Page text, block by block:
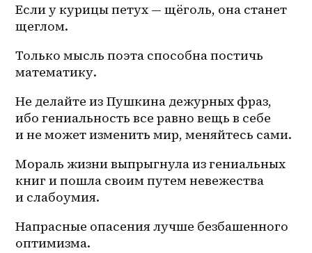
Если у курицы петух — щёголь, она станет
щеглом.
Только мысль поэта способна постичь
математику.
Не делайте из Пушкина дежурных фраз,
ибо гениальность все равно вещь в себе
и не может изменить мир, меняйтесь сами.
Мораль жизни выпрыгнула из гениальных
книг и пошла своим путем невежества
и слабоумия.
Напрасные опасения лучше безбашенного
оптимизма.